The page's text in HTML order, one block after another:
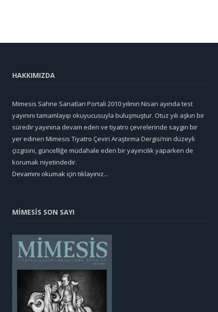
HAKKIMIZDA
Mimesis Sahne Sanatları Portali 2010 yılının Nisan ayında test
yayınını tamamlayıp okuyucusuyla buluşmuştur. Otuz yılı aşkın bir
süredir yayınına devam eden ve tiyatro çevrelerinde saygın bir
yer edinen Mimesis Tiyatro Çeviri Araştırma Dergisi’nin düzeyli
çizgisini, güncelliğe müdahale eden bir yayıncılık yaparken de
korumak niyetindedir.
Devamını okumak için tıklayınız...
MİMESİS SON SAYI